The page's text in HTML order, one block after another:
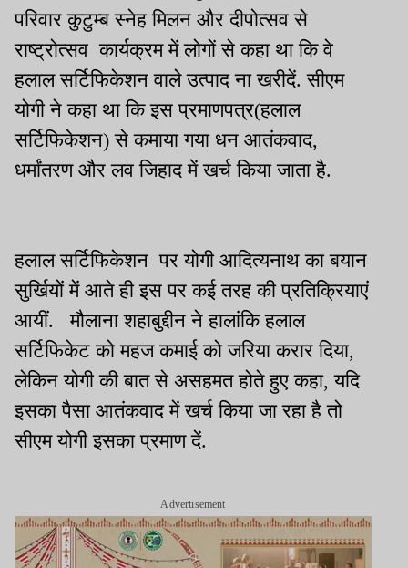
परिवार कुटुम्ब स्नेह मिलन और दीपोत्सव से
राष्ट्रोत्सव कार्यक्रम में लोगों से कहा था कि वे
हलाल सर्टिफिकेशन वाले उत्पाद ना खरीदें. सीएम
योगी ने कहा था कि इस प्रमाणपत्र(हलाल
सर्टिफिकेशन) से कमाया गया धन आतंकवाद,
धर्मांतरण और लव जिहाद में खर्च किया जाता है.
हलाल सर्टिफिकेशन पर योगी आदित्यनाथ का बयान
सुर्खियों में आते ही इस पर कई तरह की प्रतिक्रियाएं
आयीं. मौलाना शहाबुद्दीन ने हालांकि हलाल
सर्टिफिकेट को महज कमाई को जरिया करार दिया,
लेकिन योगी की बात से असहमत होते हुए कहा, यदि
इसका पैसा आतंकवाद में खर्च किया जा रहा है तो
सीएम योगी इसका प्रमाण दें.
Advertisement